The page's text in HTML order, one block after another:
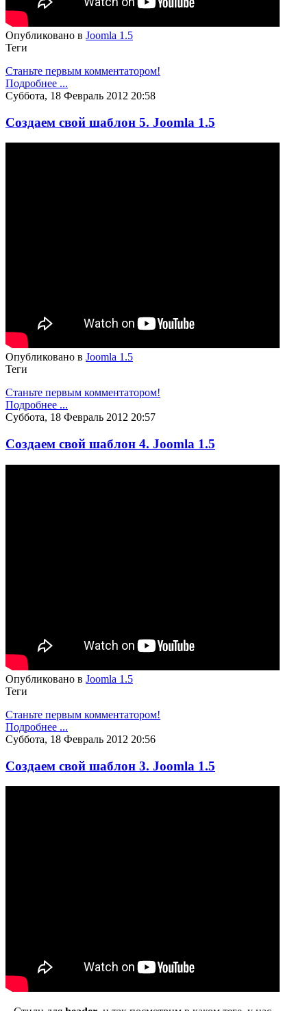
Опубликовано в Joomla 1.5
Теги
Станьте первым комментатором!
Подробнее ...
Суббота, 18 Февраль 2012 20:58
Создаем свой шаблон 5. Joomla 1.5
Опубликовано в Joomla 1.5
Теги
Станьте первым комментатором!
Подробнее ...
Суббота, 18 Февраль 2012 20:57
Создаем свой шаблон 4. Joomla 1.5
Опубликовано в Joomla 1.5
Теги
Станьте первым комментатором!
Подробнее ...
Суббота, 18 Февраль 2012 20:56
Создаем свой шаблон 3. Joomla 1.5